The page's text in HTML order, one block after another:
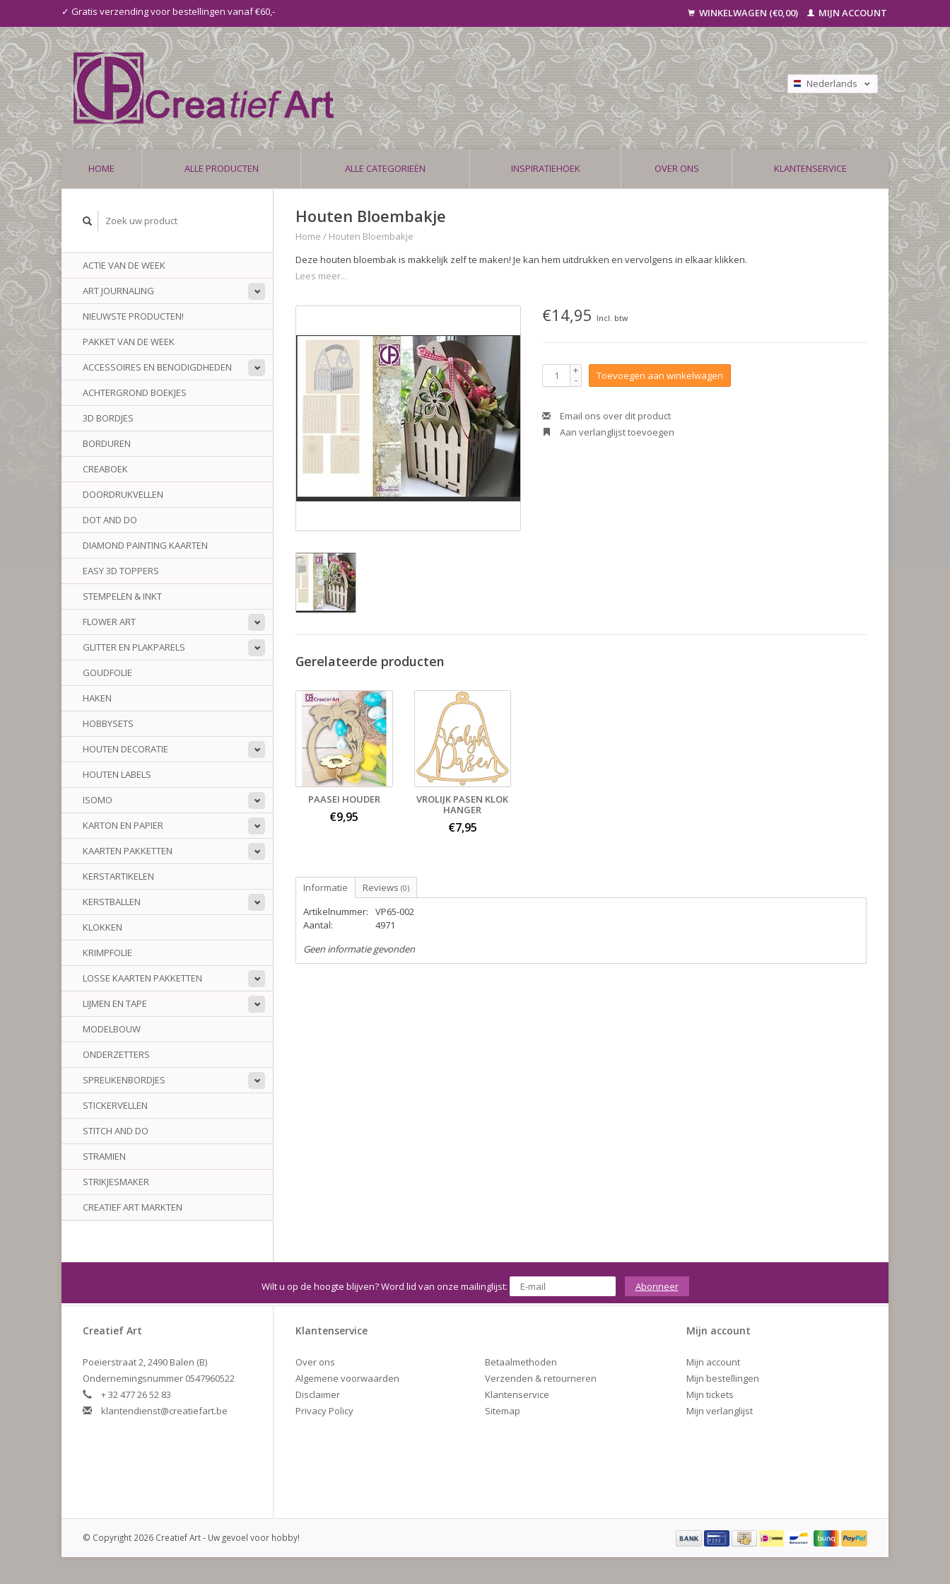
✓ Gratis verzending voor bestellingen vanaf €60,- WINKELWAGEN (€0,00) MIJN ACCOUNT
Nederlands
Deutsch
Français
HOME ALLE PRODUCTEN ALLE CATEGORIEËN INSPIRATIEHOEK OVER ONS KLANTENSERVICE
ACTIE VAN DE WEEK
ART JOURNALING
NIEUWSTE PRODUCTEN!
PAKKET VAN DE WEEK
ACCESSOIRES EN BENODIGDHEDEN
ACHTERGROND BOEKJES
3D BORDJES
BORDUREN
CREABOEK
DOORDRUKVELLEN
DOT AND DO
DIAMOND PAINTING KAARTEN
EASY 3D TOPPERS
STEMPELEN & INKT
FLOWER ART
GLITTER EN PLAKPARELS
GOUDFOLIE
HAKEN
HOBBYSETS
HOUTEN DECORATIE
HOUTEN LABELS
ISOMO
KARTON EN PAPIER
KAARTEN PAKKETTEN
KERSTARTIKELEN
KERSTBALLEN
KLOKKEN
KRIMPFOLIE
LOSSE KAARTEN PAKKETTEN
LIJMEN EN TAPE
MODELBOUW
ONDERZETTERS
SPREUKENBORDJES
STICKERVELLEN
STITCH AND DO
STRAMIEN
STRIKJESMAKER
CREATIEF ART MARKTEN
Houten Bloembakje
Home / Houten Bloembakje
Deze houten bloembak is makkelijk zelf te maken! Je kan hem uitdrukken en vervolgens in elkaar klikken.
Lees meer...
€14,95 Incl. btw
+
- Toevoegen aan winkelwagen
Email ons over dit product
Aan verlanglijst toevoegen
Gerelateerde producten
PAASEI HOUDER
€9,95
VROLIJK PASEN KLOK
HANGER
€7,95
Informatie Reviews (0)
Artikelnummer:
VP65-002
Aantal:
4971
Geen informatie gevonden
Wilt u op de hoogte blijven? Word lid van onze mailinglijst: Abonneer
Creatief Art
Poeierstraat 2, 2490 Balen (B)
Ondernemingsnummer 0547960522
+ 32 477 26 52 83
klantendienst@creatiefart.be
Klantenservice
Over ons
Algemene voorwaarden
Disclaimer
Privacy Policy
Betaalmethoden
Verzenden & retourneren
Klantenservice
Sitemap
Mijn account
Mijn account
Mijn bestellingen
Mijn tickets
Mijn verlanglijst
© Copyright 2026 Creatief Art - Uw gevoel voor hobby!